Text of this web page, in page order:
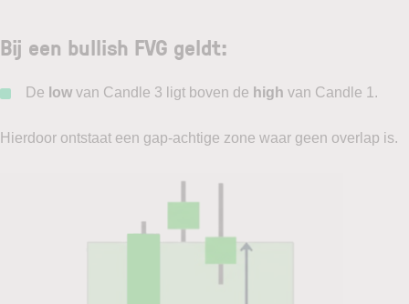
Bij een bullish FVG geldt:
De low van Candle 3 ligt boven de high van Candle 1.
Hierdoor ontstaat een gap-achtige zone waar geen overlap is.